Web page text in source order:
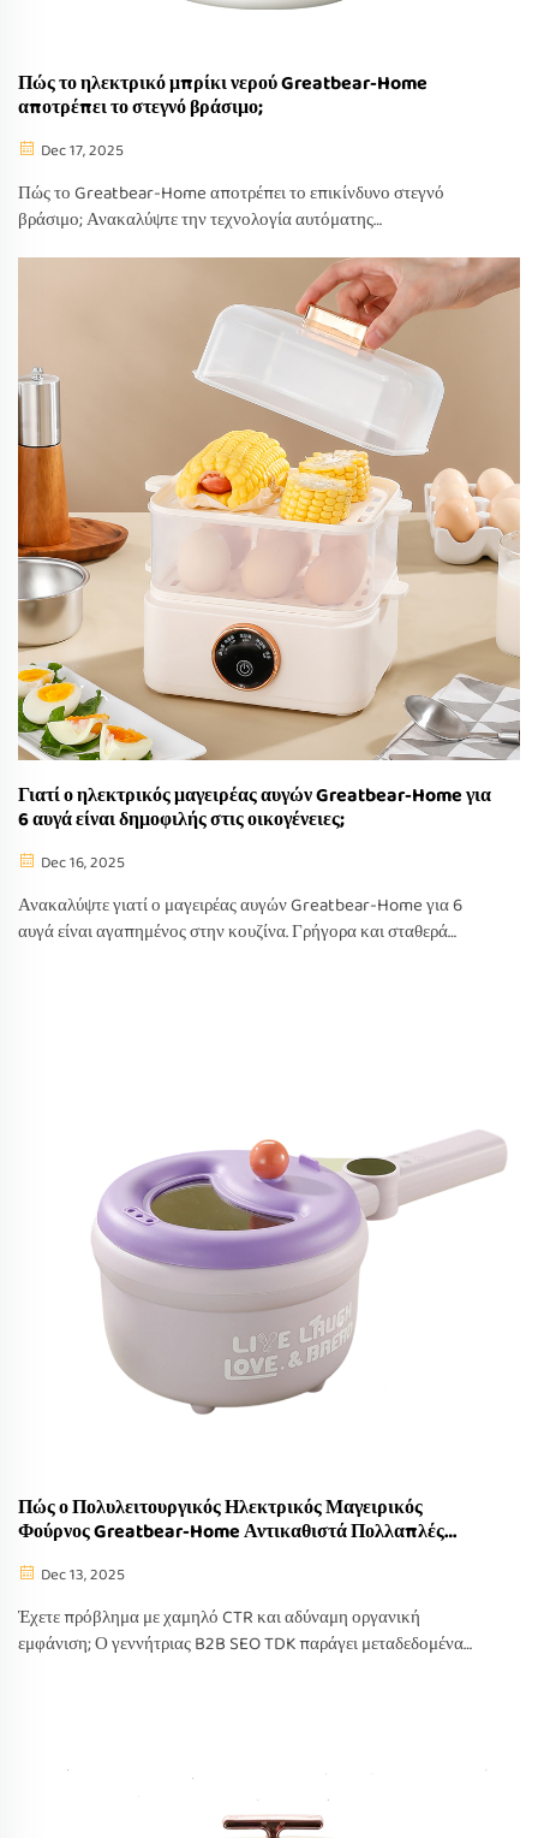
Πώς το ηλεκτρικό μπρίκι νερού Greatbear-Home
αποτρέπει το στεγνό βράσιμο;
Dec 17, 2025
Πώς το Greatbear-Home αποτρέπει το επικίνδυνο στεγνό
βράσιμο; Ανακαλύψτε την τεχνολογία αυτόματης
στεγνό βράσιμο και τις πιστοποιήσεις ασφαλείας. Μάθετε πώς
προστατεύει την κουζίνα σας ήδη σήμερα.
Γιατί ο ηλεκτρικός μαγειρέας αυγών Greatbear-Home για
6 αυγά είναι δημοφιλής στις οικογένειες;
Dec 16, 2025
Ανακαλύψτε γιατί ο μαγειρέας αυγών Greatbear-Home για 6
αυγά είναι αγαπημένος στην κουζίνα. Γρήγορα και σταθερά
Πώς ο Πολυλειτουργικός Ηλεκτρικός Μαγειρικός
Φούρνος Greatbear-Home Αντικαθιστά Πολλαπλές
Dec 13, 2025
Έχετε πρόβλημα με χαμηλό CTR και αδύναμη οργανική
εμφάνιση; Ο γεννήτριας B2B SEO TDK παράγει μεταδεδομένα